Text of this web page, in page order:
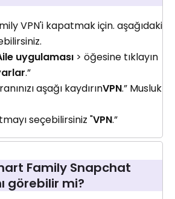
VPN'i kapatmak için. aşağıdaki
uygulaması > öğesine tıklayın
.”
aşağı kaydırınVPN.” Musluk
seçebilirsiniz "VPN.”
Family Snapchat
görebilir mi?